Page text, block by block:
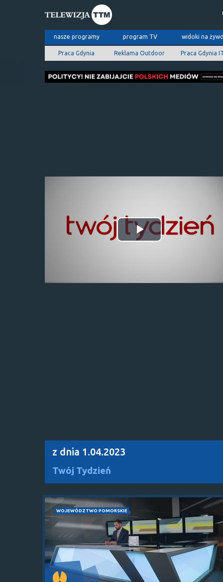
nasze programy program TV widoki na
Praca Gdynia Reklama Outdoor Praca Gdynia
Odtwórz
z dnia 1.04.2023
Twój Tydzień
WOJEWÓDZTWO POMORSKIE